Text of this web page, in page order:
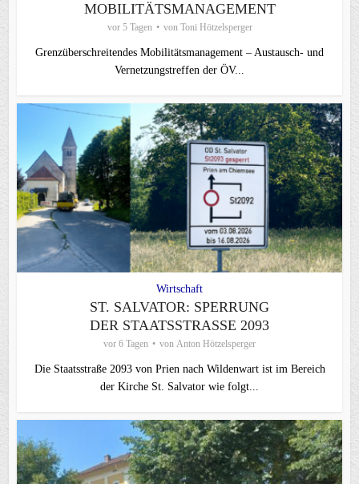
MOBILITÄTSMANAGEMENT
vor 5 Tagen von Toni Hötzelsperger
Grenzüberschreitendes Mobilitätsmanagement – Austausch- und
Vernetzungstreffen der ÖV...
Wirtschaft
ST. SALVATOR: SPERRUNG
DER STAATSSTRASSE 2093
vor 6 Tagen von Anton Hötzelsperger
Die Staatsstraße 2093 von Prien nach Wildenwart ist im Bereich
der Kirche St. Salvator wie folgt...